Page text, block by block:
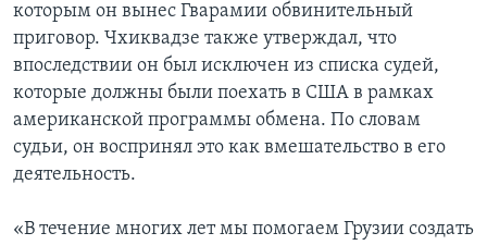
которым он вынес Гварамии обвинительный
приговор. Чхиквадзе также утверждал, что
впоследствии он был исключен из списка судей,
которые должны были поехать в США в рамках
американской программы обмена. По словам
судьи, он воспринял это как вмешательство в его
деятельность.
«В течение многих лет мы помогаем Грузии создать